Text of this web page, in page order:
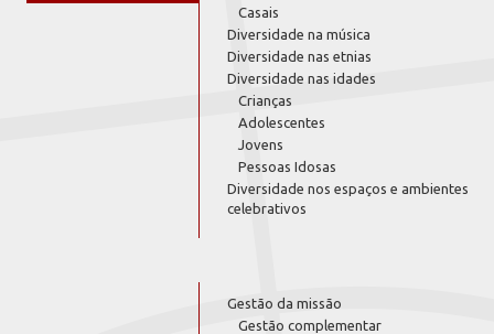
Casais
Diversidade na música
Diversidade nas etnias
Diversidade nas idades
Crianças
Adolescentes
Jovens
Pessoas Idosas
Diversidade nos espaços e ambientes
celebrativos
Gestão da missão
Gestão complementar